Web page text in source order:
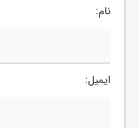
نام:
ایمیل: